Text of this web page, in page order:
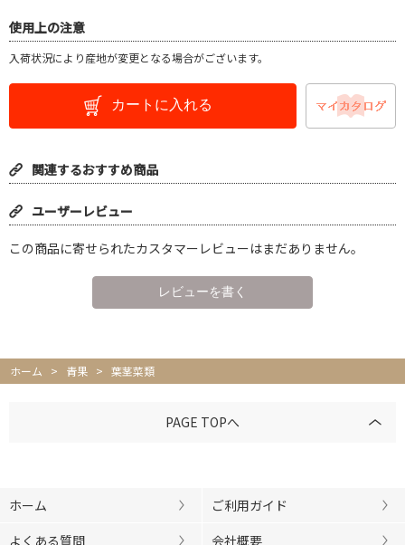
使用上の注意
入荷状況により産地が変更となる場合がございます。
カートに入れる
関連するおすすめ商品
ユーザーレビュー
この商品に寄せられたカスタマーレビューはまだありません。
ホーム > 青果 > 葉茎菜類
PAGE TOPへ
ホーム
ご利用ガイド
よくある質問
会社概要